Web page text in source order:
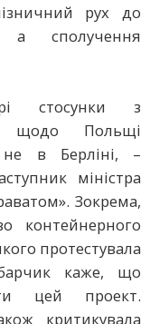
рух до
а сполучення
стосунки з
щодо Польщі
в Берліні, –
міністра
Зокрема,
контейнерного
протестувала
каже, що
цей проект.
критикувала